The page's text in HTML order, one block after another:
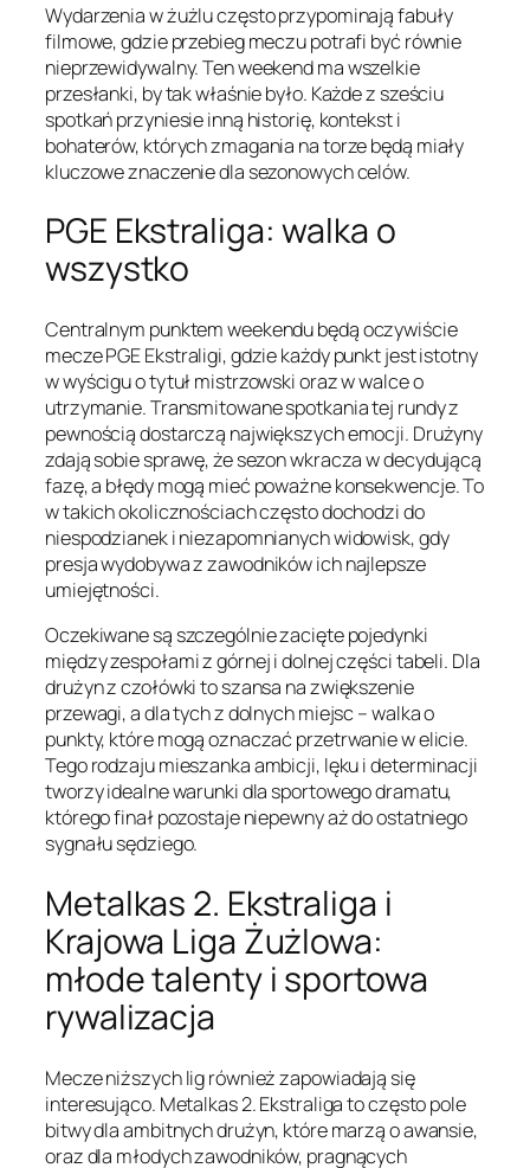
Wydarzenia w żużlu często przypominają fabuły
filmowe, gdzie przebieg meczu potrafi być równie
nieprzewidywalny. Ten weekend ma wszelkie
przesłanki, by tak właśnie było. Każde z sześciu
spotkań przyniesie inną historię, kontekst i
bohaterów, których zmagania na torze będą miały
kluczowe znaczenie dla sezonowych celów.
PGE Ekstraliga: walka o
wszystko
Centralnym punktem weekendu będą oczywiście
mecze PGE Ekstraligi, gdzie każdy punkt jest istotny
w wyścigu o tytuł mistrzowski oraz w walce o
utrzymanie. Transmitowane spotkania tej rundy z
pewnością dostarczą największych emocji. Drużyny
zdają sobie sprawę, że sezon wkracza w decydującą
fazę, a błędy mogą mieć poważne konsekwencje. To
w takich okolicznościach często dochodzi do
niespodzianek i niezapomnianych widowisk, gdy
presja wydobywa z zawodników ich najlepsze
umiejętności.
Oczekiwane są szczególnie zacięte pojedynki
między zespołami z górnej i dolnej części tabeli. Dla
drużyn z czołówki to szansa na zwiększenie
przewagi, a dla tych z dolnych miejsc – walka o
punkty, które mogą oznaczać przetrwanie w elicie.
Tego rodzaju mieszanka ambicji, lęku i determinacji
tworzy idealne warunki dla sportowego dramatu,
którego finał pozostaje niepewny aż do ostatniego
sygnału sędziego.
Metalkas 2. Ekstraliga i
Krajowa Liga Żużlowa:
młode talenty i sportowa
rywalizacja
Mecze niższych lig również zapowiadają się
interesująco. Metalkas 2. Ekstraliga to często pole
bitwy dla ambitnych drużyn, które marzą o awansie,
oraz dla młodych zawodników, pragnących